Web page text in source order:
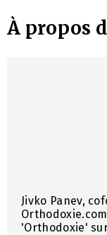
À propos
Jivko Panev,
'Orthodoxie'